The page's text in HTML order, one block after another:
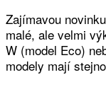
Zajímavou
malé, ale velmi
W (model Eco)
modely mají